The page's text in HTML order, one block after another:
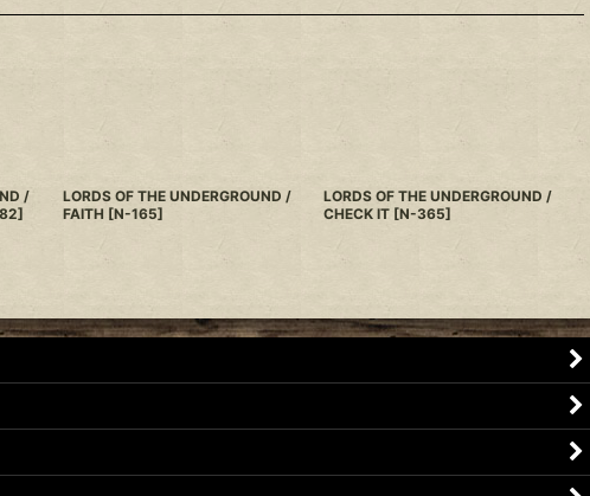
/
]
LORDS OF THE UNDERGROUND /
FAITH [N-165]
LORDS OF THE UNDERGROUND /
CHECK IT [N-365]